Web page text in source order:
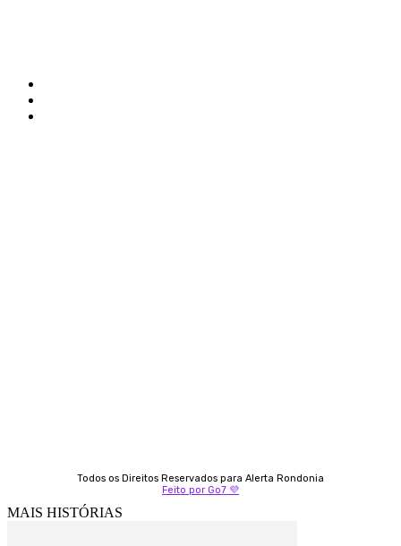
Todos os Direitos Reservados para Alerta Rondonia
Feito por Go7 💜
MAIS HISTÓRIAS